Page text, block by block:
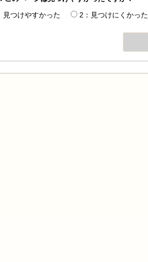
見つけやすかった
2：見つけにくかった